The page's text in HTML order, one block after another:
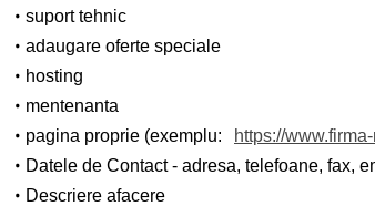
suport tehnic
adaugare oferte speciale
hosting
mentenanta
pagina proprie (exemplu:
https://
Datele de Contact - adresa, telefoane, fax,
Descriere afacere